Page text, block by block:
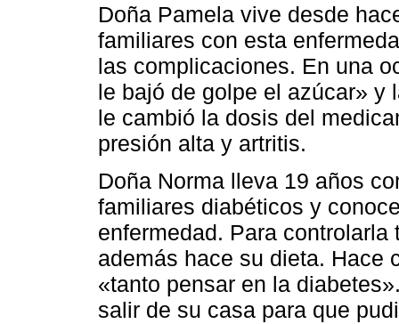
Doña Pamela vive desde
familiares con esta
las complicaciones. En una
le bajó de golpe el azúcar» y
le cambió la dosis del
presión alta y artritis.
Doña Norma lleva 19 años
familiares diabéticos y
enfermedad. Para
además hace su dieta. Hace
«tanto pensar en la
salir de su casa para que